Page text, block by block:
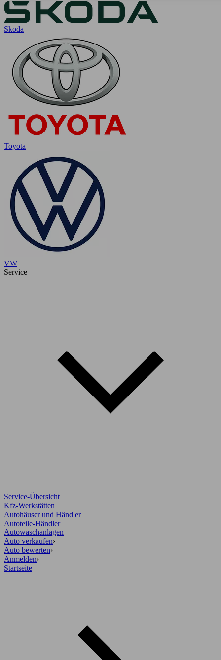
Skoda
Toyota
VW
Service
Service-Übersicht
Kfz-Werkstätten
Autohäuser und Händler
Autoteile-Händler
Autowaschanlagen
Auto verkaufen›
Auto bewerten›
Anmelden›
Startseite